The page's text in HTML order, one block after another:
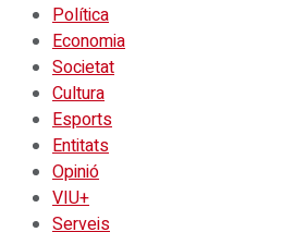
Política
Economia
Societat
Cultura
Esports
Entitats
Opinió
VIU+
Serveis